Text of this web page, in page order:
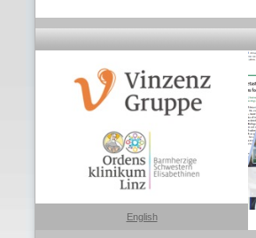
English